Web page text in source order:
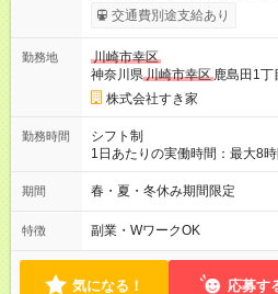
1625円 高校生時給：1225円 【特別手当】早朝手当（5：00-9：
00）時給+150円 【試用期間】試用期間あり 試用期間の長さ：1
30日（※条件変更なし）ですが
ただきます。 研修制度あり：
交通費別途支給あり
勤務地
川崎市幸区
神奈川県川崎市幸区 鹿島田1丁
株式会社すき家
勤務時間
シフト制
1日あたりの実働時間：最大8
2h～OK ＜シフト例＞ 〇朝帯
後帯 14:00-18:00 〇夜帯
ます♪
期間 春・夏・冬休み期間限定
特徴 副業・WワークOK
気になる！ 応募す